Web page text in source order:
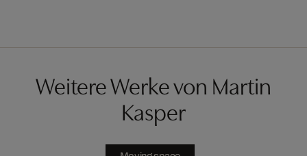
Weitere Werke von Martin
Kasper